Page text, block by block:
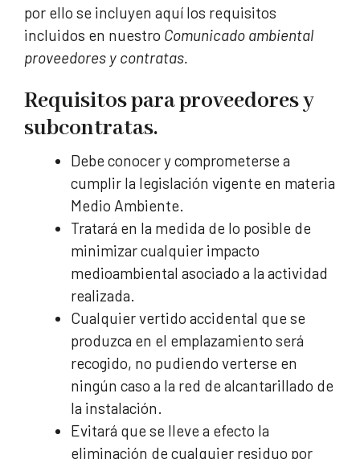
por ello se incluyen aquí los requisitos
incluidos en nuestro Comunicado ambiental
proveedores y contratas.
Requisitos para proveedores y
subcontratas.
Debe conocer y comprometerse a
cumplir la legislación vigente en materia
Medio Ambiente.
Tratará en la medida de lo posible de
minimizar cualquier impacto
medioambiental asociado a la actividad
realizada.
Cualquier vertido accidental que se
produzca en el emplazamiento será
recogido, no pudiendo verterse en
ningún caso a la red de alcantarillado de
la instalación.
Evitará que se lleve a efecto la
eliminación de cualquier residuo por